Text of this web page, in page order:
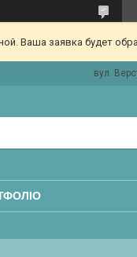
Ваша заявка будет
вул.